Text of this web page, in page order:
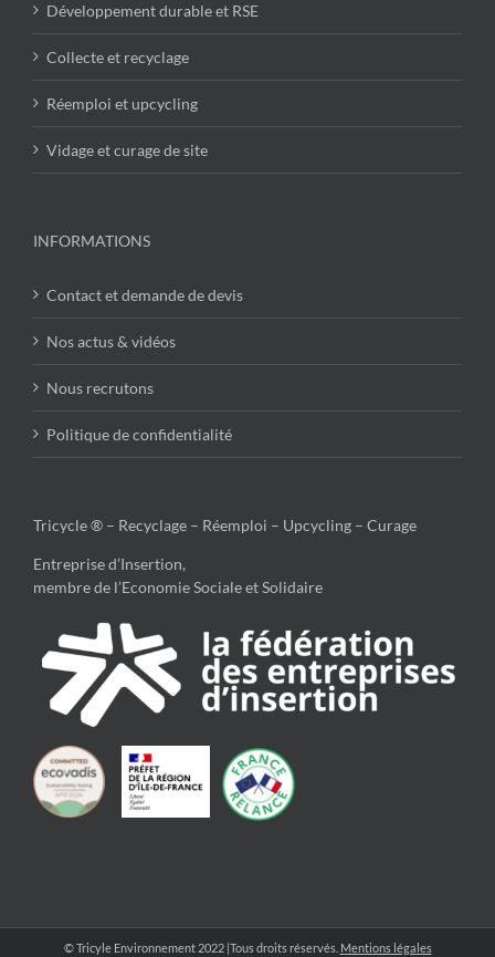
Développement durable et RSE
Collecte et recyclage
Réemploi et upcycling
Vidage et curage de site
INFORMATIONS
Contact et demande de devis
Nos actus & vidéos
Nous recrutons
Politique de confidentialité
Tricycle ® – Recyclage – Réemploi – Upcycling – Curage
Entreprise d’Insertion,
membre de l’Economie Sociale et Solidaire
© Tricyle Environnement 2022 |Tous droits réservés. Mentions légales